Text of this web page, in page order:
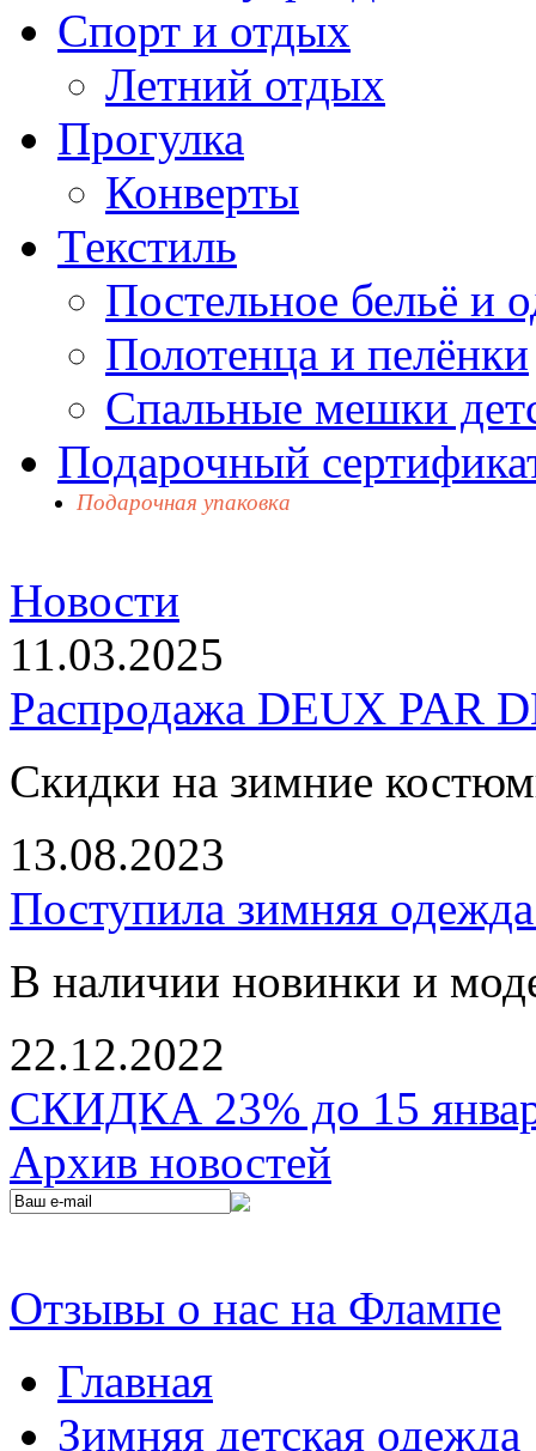
Спорт и отдых
Летний отдых
Прогулка
Конверты
Текстиль
Постельное бельё и
Полотенца и пелёнки
Спальные мешки
Подарочный
Подарочная упаковка
Новости
11.03.2025
Распродажа DEUX PAR
Скидки на зимние
13.08.2023
Поступила зимняя
В наличии новинки и
22.12.2022
СКИДКА 23% до 15
Архив новостей
Отзывы о нас на Флампе
Главная
Зимняя детская одежда